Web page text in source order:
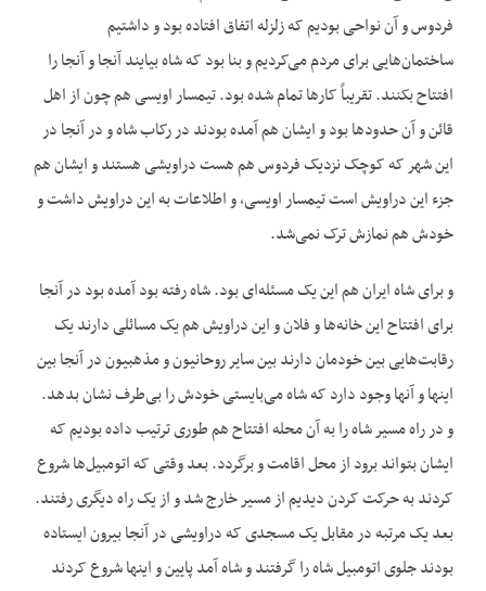
فردوس و آن نواحی بودیم که زلزله اتفاق افتاده بود و داشتیم
ساختمان‌هایی برای مردم می‌کردیم و بنا بود که شاه بیایند آنجا و آنجا را
افتتاح بکنند. تقریباً کارها تمام شده بود. تیمسار اویسی هم چون از اهل
قائن و آن حدودها بود و ایشان هم آمده بودند در رکاب شاه و در آنجا در
این شهر که کوچک نزدیک فردوس هم هست دراویشی هستند و ایشان هم
جزء این دراویش است تیمسار اویسی، و اطلاعات به این دراویش داشت و
خودش هم نمازش ترک نمی‌شد.
و برای شاه ایران هم این یک مسئله‌ای بود. شاه رفته بود آمده بود در آنجا
برای افتتاح این خانه‌ها و فلان و این دراویش هم یک مسائلی دارند یک
رقابت‌هایی بین خودمان دارند بین سایر روحانیون و مذهبیون در آنجا بین
اینها و آنها وجود دارد که شاه می‌بایستی خودش را بی‌طرف نشان بدهد.
و در راه مسیر شاه را به آن محله افتتاح هم طوری ترتیب داده بودیم که
ایشان بتواند برود از محل اقامت و برگردد. بعد وقتی که اتومبیل‌ها شروع
کردند به حرکت کردن دیدیم از مسیر خارج شد و از یک راه دیگری رفتند.
بعد یک مرتبه در مقابل یک مسجدی که دراویشی در آنجا بیرون ایستاده
بودند جلوی اتومبیل شاه را گرفتند و شاه آمد پایین و اینها شروع کردند